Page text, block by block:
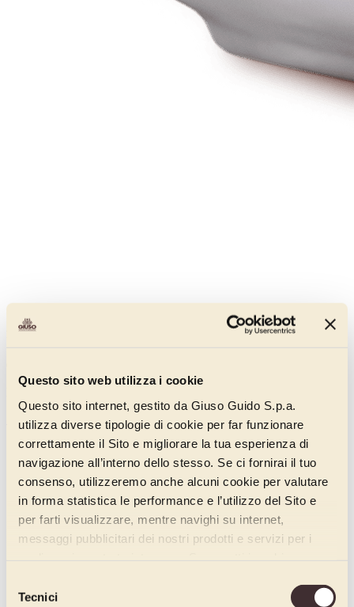
Questo sito web utilizza i cookie
Questo sito internet, gestito da Giuso Guido S.p.a.
utilizza diverse tipologie di cookie per far funzionare
correttamente il Sito e migliorare la tua esperienza di
navigazione all’interno dello stesso. Se ci fornirai il tuo
consenso, utilizzeremo anche alcuni cookie per valutare
in forma statistica le performance e l’utilizzo del Sito e
per farti visualizzare, mentre navighi su internet,
messaggi pubblicitari dei nostri prodotti e servizi per i
delTecnici
Passata Oro Unica Frutti Rossi
Scopri di più